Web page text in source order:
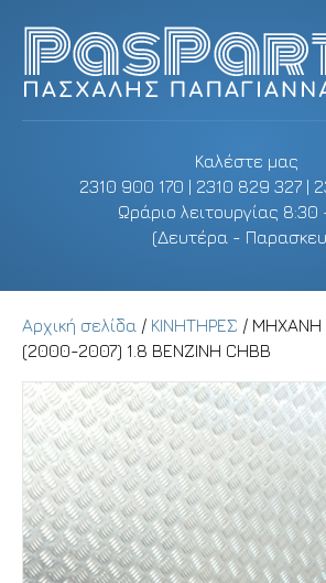
Καλέστε μας
2310 900 170 | 2310 829 327 |
Ωράριο λειτουργίας 8:30
(Δευτέρα -
Αρχική σελίδα / ΚΙΝΗΤΗΡΕΣ / ΜΗΧΑΝΗ
(2000-2007) 1.8 ΒΕΝΖΙΝΗ CHBB